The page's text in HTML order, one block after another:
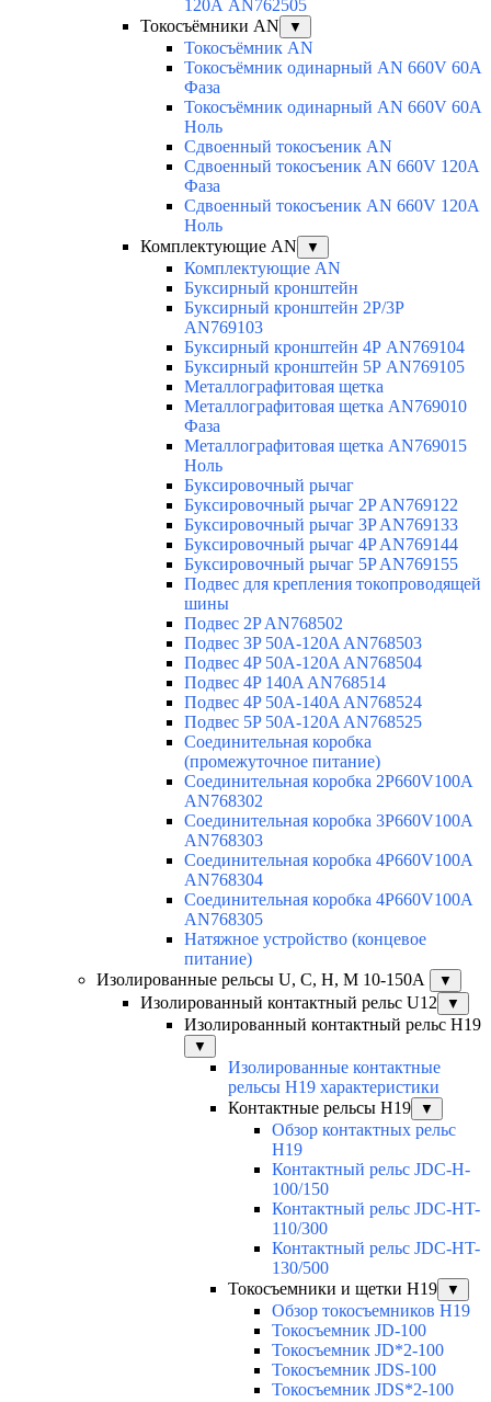
120А AN762505
Токосъёмники AN
▼
Токосъёмник AN
Токосъёмник одинарный AN 660V 60A
Фаза
Токосъёмник одинарный AN 660V 60A
Ноль
Сдвоенный токосъеник AN
Сдвоенный токосъеник AN 660V 120A
Фаза
Сдвоенный токосъеник AN 660V 120A
Ноль
Комплектующие AN
▼
Комплектующие AN
Буксирный кронштейн
Буксирный кронштейн 2Р/3Р
AN769103
Буксирный кронштейн 4Р AN769104
Буксирный кронштейн 5Р AN769105
Металлографитовая щетка
Металлографитовая щетка AN769010
Фаза
Металлографитовая щетка AN769015
Ноль
Буксировочный рычаг
Буксировочный рычаг 2P AN769122
Буксировочный рычаг 3P AN769133
Буксировочный рычаг 4P AN769144
Буксировочный рычаг 5P AN769155
Подвес для крепления токопроводящей
шины
Подвес 2P AN768502
Подвес 3P 50A-120A AN768503
Подвес 4P 50A-120A AN768504
Подвес 4P 140A AN768514
Подвес 4P 50A-140A AN768524
Подвес 5P 50A-120A AN768525
Соединительная коробка
(промежуточное питание)
Соединительная коробка 2P660V100A
AN768302
Соединительная коробка 3P660V100A
AN768303
Соединительная коробка 4P660V100A
AN768304
Соединительная коробка 4P660V100A
AN768305
Натяжное устройство (концевое
питание)
Изолированные рельсы U, C, H, M 10-150А
▼
Изолированный контактный рельс U12 ▼
Изолированный контактный рельс Н19
▼
Изолированные контактные
рельсы Н19 характеристики
Контактные рельсы H19
▼
Обзор контактных рельс
H19
Контактный рельс JDC-H-
100/150
Контактный рельс JDC-HT-
110/300
Контактный рельс JDC-HT-
130/500
Токосъемники и щетки H19
▼
Обзор токосъемников H19
Токосъемник JD-100
Токосъемник JD*2-100
Токосъемник JDS-100
Токосъемник JDS*2-100